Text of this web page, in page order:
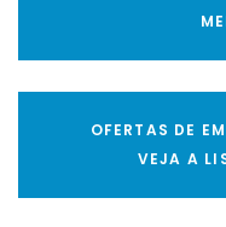
OFERTAS DE
VEJA A